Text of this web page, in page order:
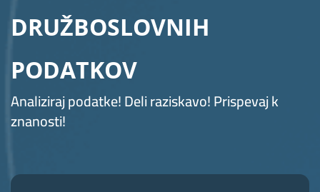
DRUŽBOSLOVNIH
PODATKOV
Analiziraj podatke! Deli raziskavo! Prispevaj k
znanosti!